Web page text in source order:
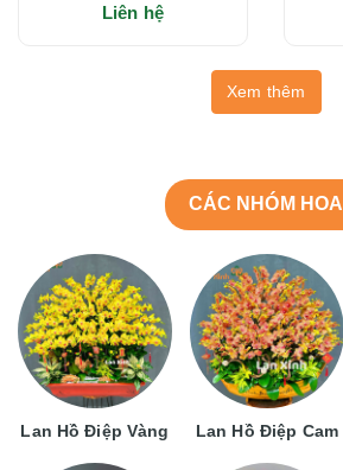
Liên hệ
Xem thêm
CÁC NHÓM HOA
Lan Hồ Điệp Vàng Lan Hồ Điệp Cam